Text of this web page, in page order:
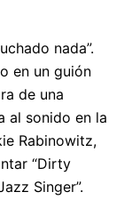
nada”.
en un guión
de una
al sonido en la
Rabinowitz,
“Dirty
Singer”.